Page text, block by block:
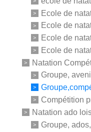
Ecole de
Ecole de
Ecole de
Ecole de
Natation
Groupe,
Compétition
Natation ado
Groupe,